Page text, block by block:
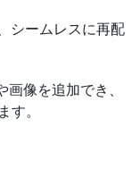
シームレスに再配
像を追加でき、
す。